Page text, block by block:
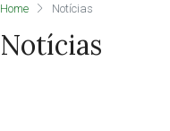
Home Notícias
Notícias